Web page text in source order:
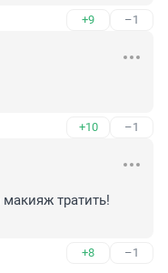
+9 –1
+10 –1
тратить!
+8 –1